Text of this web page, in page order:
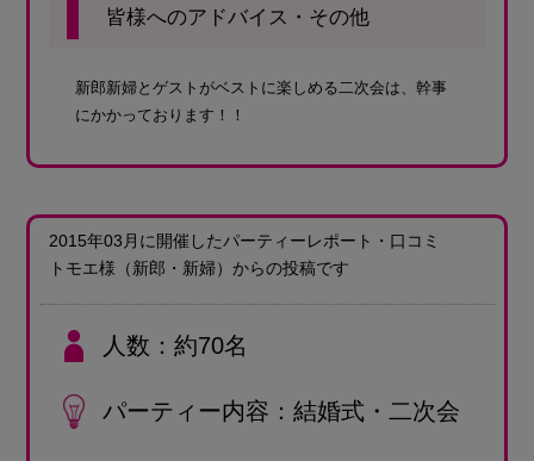
皆様へのアドバイス・その他
新郎新婦とゲストがベストに楽しめる二次会は、幹事
にかかっております！！
2015年03月に開催したパーティーレポート・口コミ
トモエ様 （新郎・新婦） からの投稿です
人数 約70名
パーティー内容 結婚式・二次会